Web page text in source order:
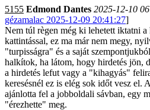
5155 Edmond Dantes 2025-12-10
gézamalac 2025-12-09 20:41:27]
Nem túl règen még ki lehetett iktatni a
kattintással, ez ma már nem megy,
"turpisságra" és a saját
halkítok, ha látom, hogy hirdetés jön,
a hirdetés lefut vagy a "kihagyás"
keresésnél ez is elég sok időt vesz el.
ajánlotta fel a jobboldali sávban, egy
"érezhette" meg.